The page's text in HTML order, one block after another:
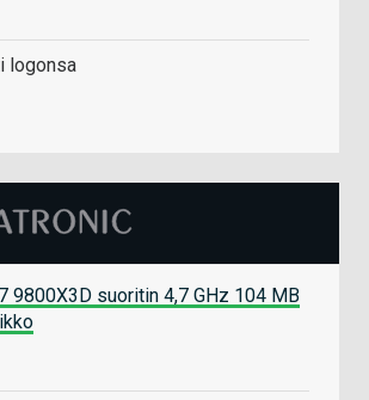
logonsa
9800X3D suoritin 4,7 GHz 104 MB